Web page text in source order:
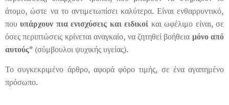
άτομο, ώστε να το αντιμετωπίσει καλύτερα. Είναι ενθαρρυντικό,
πουυπάρχουν πια ενισχύσεις και ειδικοί και ωφέλιμο είναι, σε
όσες περιπτώσεις κρίνεται αναγκαίο, να ζητηθεί βοήθεια μόνο από
αυτούς* (σύμβουλοι ψυχικής υγείας).
Το συγκεκριμένο άρθρο, αφορά φόρο τιμής, σε ένα αγαπημένο
πρόσωπο.